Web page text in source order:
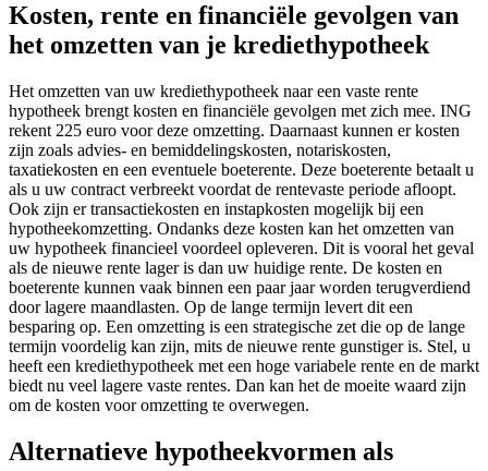
Kosten, rente en financiële gevolgen van
het omzetten van je krediethypotheek
Het omzetten van uw krediethypotheek naar een vaste rente
hypotheek brengt kosten en financiële gevolgen met zich mee. ING
rekent 225 euro voor deze omzetting. Daarnaast kunnen er kosten
zijn zoals advies- en bemiddelingskosten, notariskosten,
taxatiekosten en een eventuele boeterente. Deze boeterente betaalt u
als u uw contract verbreekt voordat de rentevaste periode afloopt.
Ook zijn er transactiekosten en instapkosten mogelijk bij een
hypotheekomzetting. Ondanks deze kosten kan het omzetten van
uw hypotheek financieel voordeel opleveren. Dit is vooral het geval
als de nieuwe rente lager is dan uw huidige rente. De kosten en
boeterente kunnen vaak binnen een paar jaar worden terugverdiend
door lagere maandlasten. Op de lange termijn levert dit een
besparing op. Een omzetting is een strategische zet die op de lange
termijn voordelig kan zijn, mits de nieuwe rente gunstiger is. Stel, u
heeft een krediethypotheek met een hoge variabele rente en de markt
biedt nu veel lagere vaste rentes. Dan kan het de moeite waard zijn
om de kosten voor omzetting te overwegen.
Alternatieve hypotheekvormen als